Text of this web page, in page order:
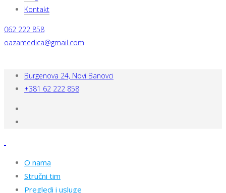
Kontakt
062 222 858
oazamedica@gmail.com
Burgenova 24, Novi Banovci
+381 62 222 858
O nama
Stručni tim
Pregledi i usluge